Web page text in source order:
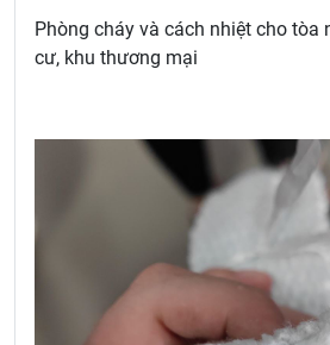
Phòng cháy và cách nhiệt cho tòa
cư, khu thương mại